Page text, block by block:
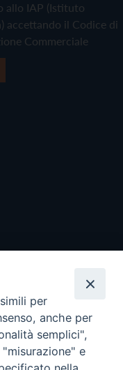
allo IAP (Istituto
accettando il Codice di
Commerciale
per
anche per
semplici",
e